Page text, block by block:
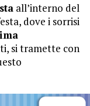
all’interno del
dove i sorrisi
si tramette con